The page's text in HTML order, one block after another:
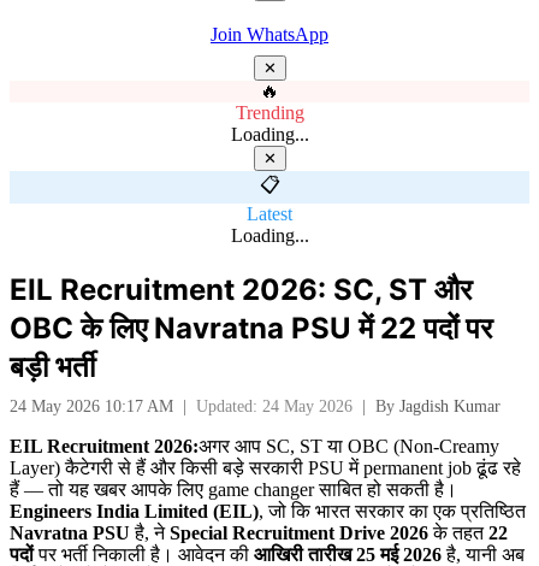
Join WhatsApp
✕
🔥
Trending
Loading...
✕
📋
Latest
Loading...
EIL Recruitment 2026: SC, ST और
OBC के लिए Navratna PSU में 22 पदों पर
बड़ी भर्ती
24 May 2026 10:17 AM | Updated: 24 May 2026 | By Jagdish Kumar
EIL Recruitment 2026:अगर आप SC, ST या OBC (Non-Creamy
Layer) कैटेगरी से हैं और किसी बड़े सरकारी PSU में permanent job ढूंढ रहे
हैं — तो यह खबर आपके लिए game changer साबित हो सकती है।
Engineers India Limited (EIL), जो कि भारत सरकार का एक प्रतिष्ठित
Navratna PSU है, नेSpecial Recruitment Drive 2026के तहत22
पदोंपर भर्ती निकाली है। आवेदन की आखिरी तारीख 25मई 2026है, यानी अब